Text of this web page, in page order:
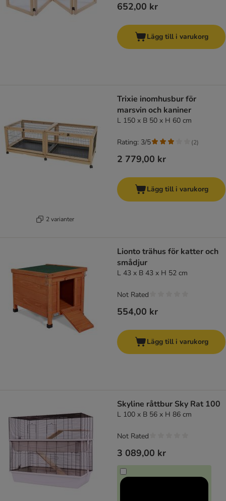
652,00 kr
Lägg till i varukorg
2 varianter
Trixie inomhusbur för
marsvin och kaniner
L 150 x B 50 x H 60 cm
2 779,00 kr
Rating: 3/5 (2)
Lägg till i varukorg
Lionto trähus för katter och
smådjur
L 43 x B 43 x H 52 cm
554,00 kr
Not Rated
Lägg till i varukorg
Skyline råttbur Sky Rat 100
L 100 x B 56 x H 86 cm
3 089,00 kr
Not Rated